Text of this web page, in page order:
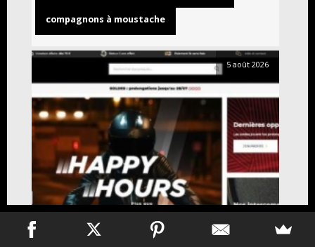
compagnons à moustache
5 août 2026